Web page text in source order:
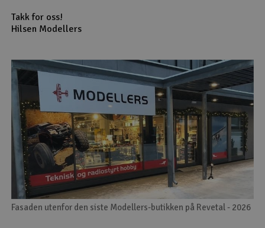
Takk for oss!
Hilsen Modellers
Fasaden utenfor den siste Modellers-butikken på Revetal - 2026